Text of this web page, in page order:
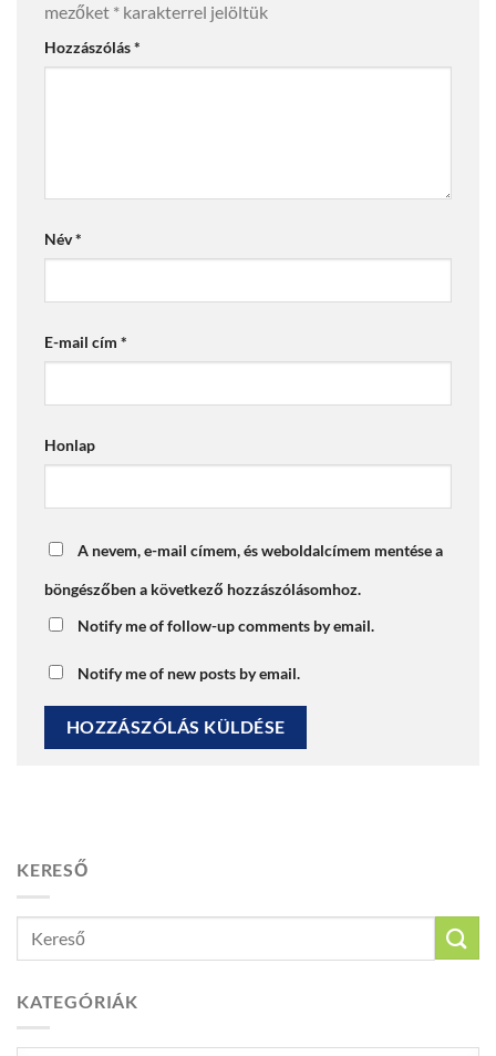
mezőket * karakterrel jelöltük
Hozzászólás*
Név*
E-mail cím *
Honlap
A nevem, e-mail címem, és weboldalcímem mentése a
böngészőben a következő hozzászólásomhoz.
Notify me of follow-up comments by email.
Notify me of new posts by email.
KERESŐ
KATEGÓRIÁK